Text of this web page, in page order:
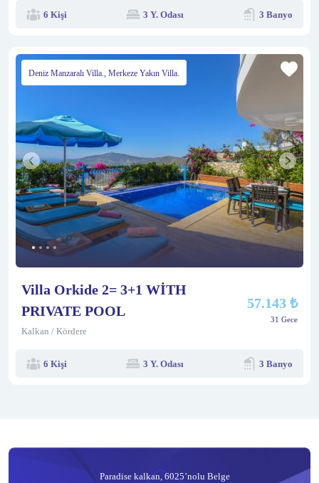
6 Kişi 3 Y. Odası 3 Banyo
Deniz Manzaralı Villa., Merkeze Yakın Villa.
Villa Orkide 2= 3+1 WİTH
PRIVATE POOL
Kalkan / Kördere
57.143 ₺
31 Gece
6 Kişi 3 Y. Odası 3 Banyo
Paradise kalkan, 6025’nolu Belge